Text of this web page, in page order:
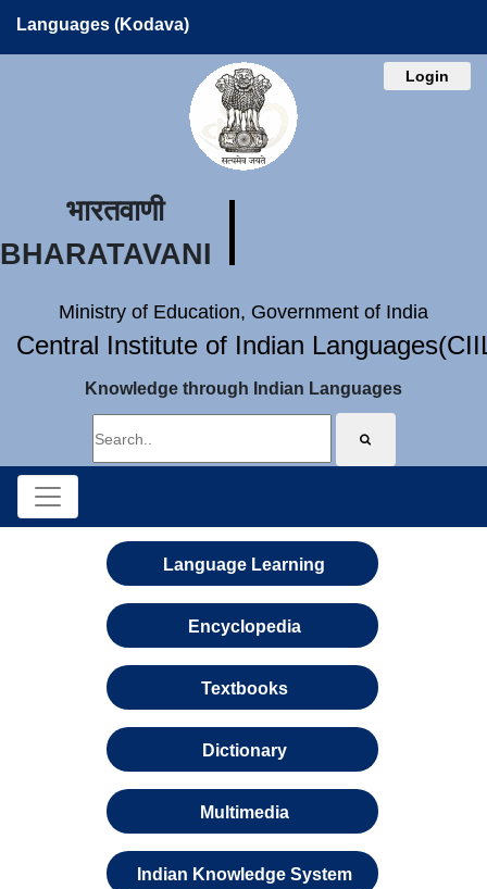
Languages (Kodava)
Login
भारतवाणी
BHARATAVANI
Ministry of Education, Government of India
Central Institute of Indian
Knowledge through Indian Languages
Language Learning
Encyclopedia
Textbooks
Dictionary
Multimedia
Indian Knowledge System